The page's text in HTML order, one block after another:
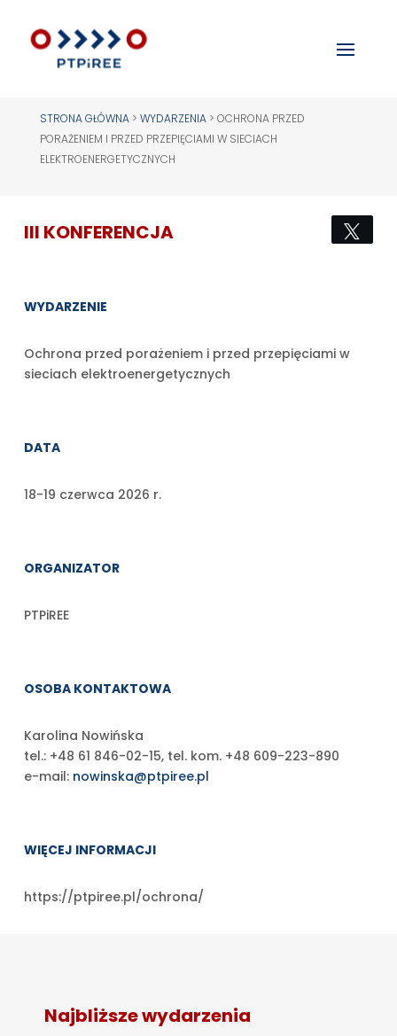
STRONA GŁÓWNA> WYDARZENIA> OCHRONA PRZED
PORAŻENIEM I PRZED PRZEPIĘCIAMI W SIECIACH
ELEKTROENERGETYCZNYCH
III KONFERENCJA
WYDARZENIE
Ochrona przed porażeniem i przed przepięciami w
sieciach elektroenergetycznych
DATA
18-19 czerwca 2026 r.
ORGANIZATOR
PTPiREE
OSOBA KONTAKTOWA
Karolina Nowińska
tel.: +48 61 846-02-15, tel. kom. +48 609-223-890
e-mail: nowinska@ptpiree.pl
WIĘCEJ INFORMACJI
https://ptpiree.pl/ochrona/
Najbliższe wydarzenia